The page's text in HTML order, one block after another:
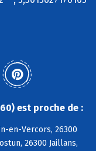
est proche de :
en-Vercors, 26300
26300 Jaillans,